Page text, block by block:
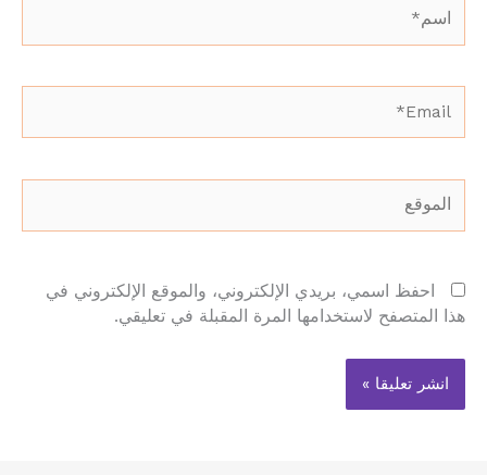
احفظ اسمي، بريدي الإلكتروني، والموقع الإلكتروني في
هذا المتصفح لاستخدامها المرة المقبلة في تعليقي.